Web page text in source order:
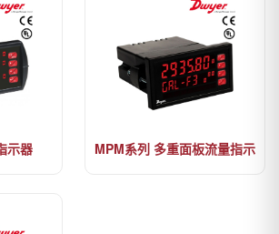
示器
MPM系列 多重面板流量指示